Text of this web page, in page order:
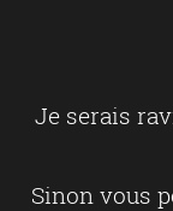
Je serais
Sinon vous